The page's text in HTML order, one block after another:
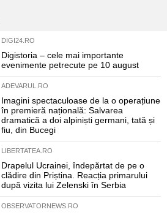
DIGI24.RO
Digistoria – cele mai importante
evenimente petrecute pe 10 august
ADEVARUL.RO
Imagini spectaculoase de la o operațiune
în premieră națională: Salvarea
dramatică a doi alpiniști germani, tată și
fiu, din Bucegi
LIBERTATEA.RO
Drapelul Ucrainei, îndepărtat de pe o
clădire din Priștina. Reacția primarului
după vizita lui Zelenski în Serbia
OBSERVATORNEWS.RO